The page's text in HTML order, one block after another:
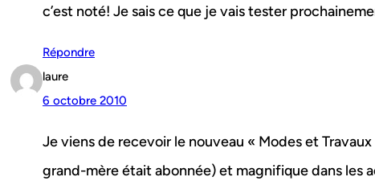
c’est noté! Je sais ce que je vais tester
Répondre
laure
6 octobre 2010
Je viens de recevoir le nouveau « Modes et
grand-mère était abonnée) et magnifique dans les